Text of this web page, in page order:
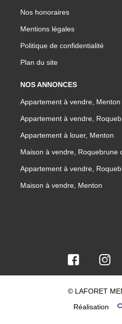
Nos honoraires
Mentions légales
Politique de confidentialité
Plan du site
NOS ANNONCES
Appartement à vendre, Menton
Appartement à vendre,
Appartement à louer, Menton
Maison à vendre, Roquebrune
Appartement à vendre,
Maison à vendre, Menton
© LAFORET
Réalisation